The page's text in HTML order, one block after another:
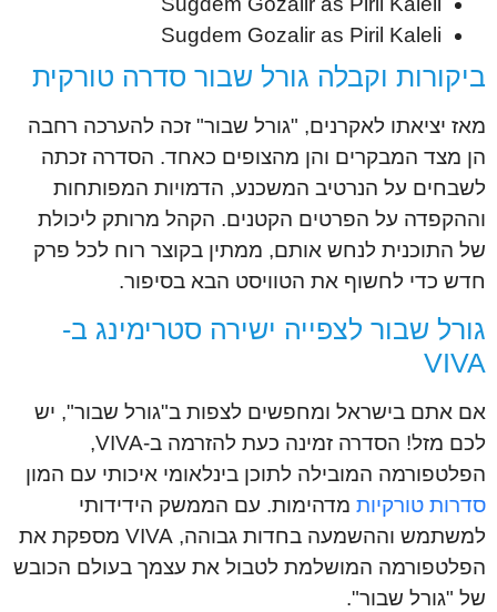
Sugdem Gozalir as Piril Kaleli
ביקורות וקבלה גורל שבור סדרה טורקית
מאז יציאתו לאקרנים, "גורל שבור" זכה להערכה רחבה
הן מצד המבקרים והן מהצופים כאחד. הסדרה זכתה
לשבחים על הנרטיב המשכנע, הדמויות המפותחות
וההקפדה על הפרטים הקטנים. הקהל מרותק ליכולת
של התוכנית לנחש אותם, ממתין בקוצר רוח לכל פרק
חדש כדי לחשוף את הטוויסט הבא בסיפור.
גורל שבור לצפייה ישירה סטרימינג ב-
VIVA
אם אתם בישראל ומחפשים לצפות ב"גורל שבור", יש
לכם מזל! הסדרה זמינה כעת להזרמה ב-VIVA,
הפלטפורמה המובילה לתוכן בינלאומי איכותי עם המון
סדרות טורקיות מדהימות. עם הממשק הידידותי
למשתמש וההשמעה בחדות גבוהה, VIVA מספקת את
הפלטפורמה המושלמת לטבול את עצמך בעולם הכובש
של "גורל שבור".